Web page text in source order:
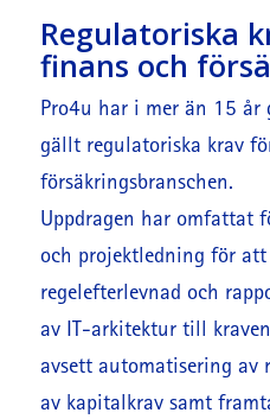
Regulatoriska
finans och
Pro4u har i mer än 15 år
gällt regulatoriska krav
försäkringsbranschen.
Uppdragen har omfattat
och projektledning för
regelefterlevnad och
av IT-arkitektur till
avsett automatisering av
av kapitalkrav samt